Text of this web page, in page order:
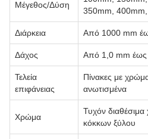
Μέγεθος/Δύση
350mm,
Διάρκεια Από 1000 mm
Δάχος Από 1,0 mm έως
Τελεία
επιφάνειας
Πίνακες με
ανωτισμένα
Χρώμα
Τυχόν
κόκκων ξύλου